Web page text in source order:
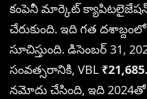
కంపెనీ మార్కెట్
చేరుకుంది. ఇది గత దశాబ్దంలో
సూచిస్తుంది. డిసెంబర్ 31,
సంవత్సరానికి, VBL
నమోదు చేసింది, ఇది 2024తో